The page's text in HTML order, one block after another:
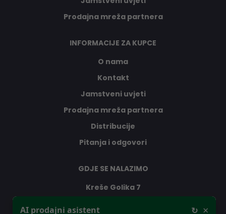
Prodajna mreža partnera
INFORMACIJE ZA KUPCE
O nama
Kontakt
Jamstveni uvjeti
Prodajna mreža partnera
Distribucije
Pitanja i odgovori
GDJE SE NALAZIMO
Kreše Golika 7
AI prodajni asistent ↻ ×